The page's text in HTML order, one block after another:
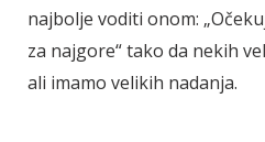
najbolje voditi onom:
za najgore“ tako da nekih
ali imamo velikih nadanja.